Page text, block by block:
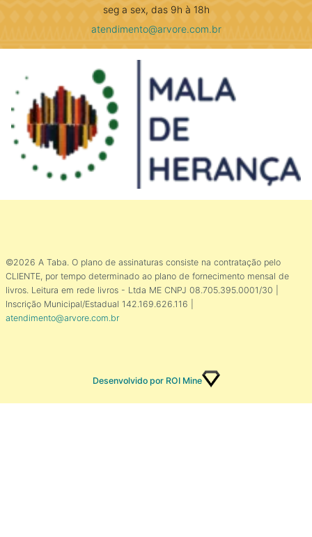
seg a sex, das 9h à 18h
atendimento@arvore.com.br
©2026 A Taba. O plano de assinaturas consiste na contratação pelo
CLIENTE, por tempo determinado ao plano de fornecimento mensal de
livros. Leitura em rede livros - Ltda ME CNPJ 08.705.395.0001/30 |
Inscrição Municipal/Estadual 142.169.626.116 |
atendimento@arvore.com.br
Desenvolvido por ROI Mine